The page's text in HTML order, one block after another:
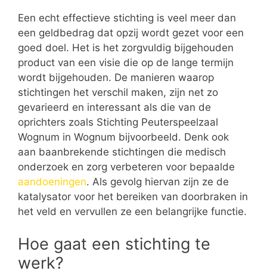
Een echt effectieve stichting is veel meer dan
een geldbedrag dat opzij wordt gezet voor een
goed doel. Het is het zorgvuldig bijgehouden
product van een visie die op de lange termijn
wordt bijgehouden. De manieren waarop
stichtingen het verschil maken, zijn net zo
gevarieerd en interessant als die van de
oprichters zoals Stichting Peuterspeelzaal
Wognum in Wognum bijvoorbeeld. Denk ook
aan baanbrekende stichtingen die medisch
onderzoek en zorg verbeteren voor bepaalde
aandoeningen. Als gevolg hiervan zijn ze de
katalysator voor het bereiken van doorbraken in
het veld en vervullen ze een belangrijke functie.
Hoe gaat een stichting te
werk?